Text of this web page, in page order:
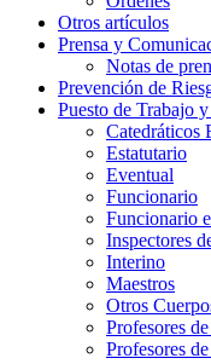
Otros artículos
Prensa y
Notas de
Prevención de
Puesto de Trabajo
Catedráticos
Estatutario
Eventual
Funcionario
Funcionario
Inspectores
Interino
Maestros
Otros
Profesores
Profesores